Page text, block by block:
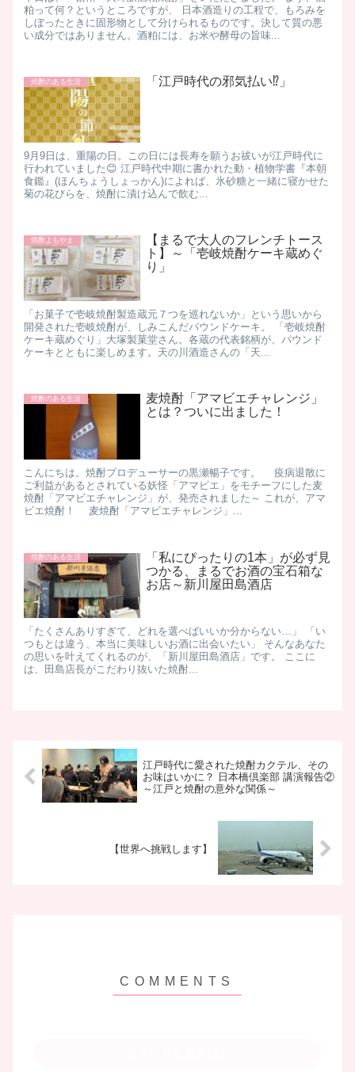
粕って何？というところですが、 日本酒造りの工程で、もろみを
しぼったときに固形物として分けられるものです。決して質の悪
い成分ではありません。酒粕には、お米や酵母の旨味...
焼酎のある生活 「江戸時代の邪気払い⁉️」
9月9日は、重陽の日。この日には長寿を願うお祓いが江戸時代に
行われていました😊 江戸時代中期に書かれた動・植物学書『本朝
食鑑』(ほんちょうしょっかん)によれば、氷砂糖と一緒に寝かせた
菊の花びらを、焼酎に漬け込んで飲む...
焼酎よもやま
【まるで大人のフレンチトース
ト】～「壱岐焼酎ケーキ蔵めぐ
り」
「お菓子で壱岐焼酎製造蔵元７つを巡れないか」という思いから
開発された壱岐焼酎が、しみこんだパウンドケーキ。 「壱岐焼酎
ケーキ蔵めぐり」大塚製菓堂さん。各蔵の代表銘柄が、パウンド
ケーキとともに楽しめます。 ​天の川酒造さんの「天...
焼酎のある生活
麦焼酎「アマビエチャレンジ」
とは？ついに出ました！
こんにちは。焼酎プロデューサーの黒瀬暢子です。 疫病退散に
ご利益があるとされている妖怪「アマビエ」をモチーフにした麦
焼酎「アマビエチャレンジ」が、発売されました～ これが、アマ
ビエ焼酎！ 麦焼酎「アマビエチャレンジ」...
焼酎のある生活
「私にぴったりの1本」が必ず見
つかる、まるでお酒の宝石箱な
お店～新川屋田島酒店
「たくさんありすぎて、どれを選べばいいか分からない…」 「い
つもとは違う、本当に美味しいお酒に出会いたい」 そんなあなた
の思いを叶えてくれるのが、「新川屋田島酒店」です。 ここに
は、田島店長がこだわり抜いた焼酎...
江戸時代に愛された焼酎カクテル、その
お味はいかに？ 日本橋倶楽部 講演報告②
～江戸と焼酎の意外な関係～
【世界へ挑戦します】